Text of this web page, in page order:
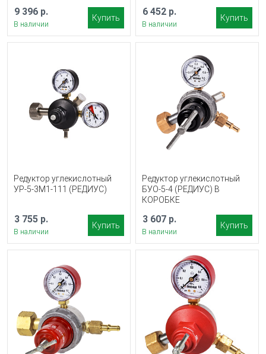
9 396 р.
В наличии
Купить
6 452 р.
В наличии
Купить
Редуктор углекислотный
УР-5-3М1-111 (РЕДИУС)
3 755 р.
В наличии
Купить
Редуктор углекислотный
БУО-5-4 (РЕДИУС) В
КОРОБКЕ
3 607 р.
В наличии
Купить